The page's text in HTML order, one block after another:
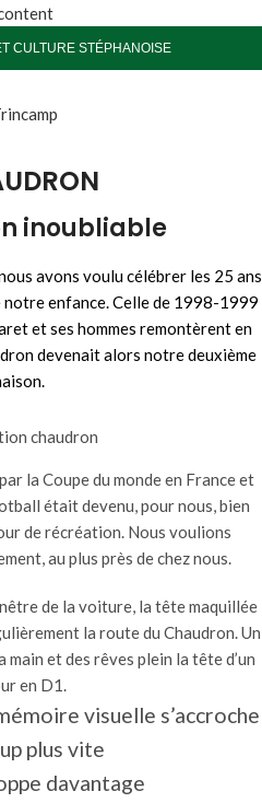
CULTURE STÉPHANOISE
inoubliable
avons voulu célébrer les 25 ans
notre enfance. Celle de 1998-1999
et ses hommes remontèrent en
devenait alors notre deuxième
la Coupe du monde en France et
était devenu, pour nous, bien
de récréation. Nous voulions
au plus près de chez nous.
de la voiture, la tête maquillée
la route du Chaudron. Un
et des rêves plein la tête d’un
en D1.
visuelle s’accroche
plus vite
davantage